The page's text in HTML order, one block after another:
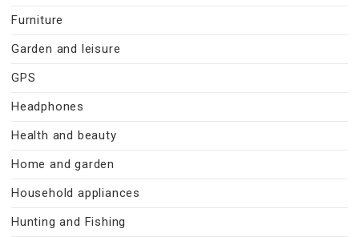
Furniture
Garden and leisure
GPS
Headphones
Health and beauty
Home and garden
Household appliances
Hunting and Fishing